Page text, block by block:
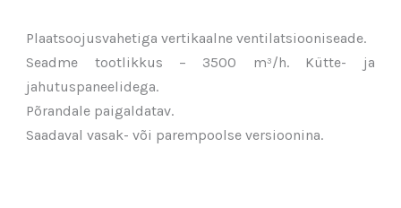
Plaatsoojusvahetiga vertikaalne ventilatsiooniseade.
Seadme tootlikkus – 3500 m³/h. Kütte- ja
jahutuspaneelidega.
Põrandale paigaldatav.
Saadaval vasak- või parempoolse versioonina.